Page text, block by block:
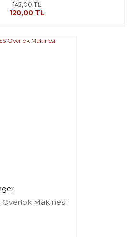
145,00 TL
120,00 TL
Makinesi